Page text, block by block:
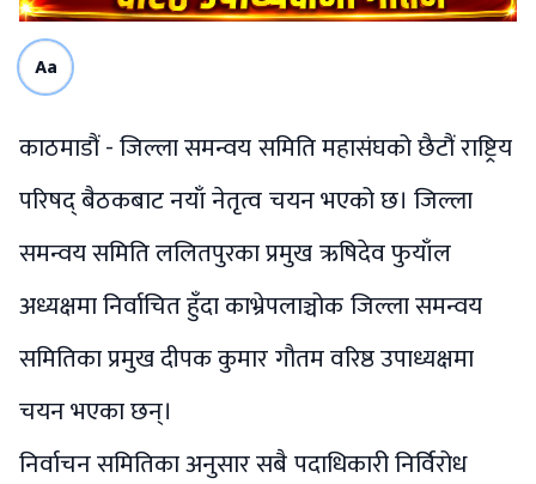
Aa
काठमाडौं - जिल्ला समन्वय समिति महासंघको छैटौं राष्ट्रिय
परिषद् बैठकबाट नयाँ नेतृत्व चयन भएको छ। जिल्ला
समन्वय समिति ललितपुरका प्रमुख ऋषिदेव फुयाँल
अध्यक्षमा निर्वाचित हुँदा काभ्रेपलाञ्चोक जिल्ला समन्वय
समितिका प्रमुख दीपक कुमार गौतम वरिष्ठ उपाध्यक्षमा
चयन भएका छन्।
निर्वाचन समितिका अनुसार सबै पदाधिकारी निर्विरोध